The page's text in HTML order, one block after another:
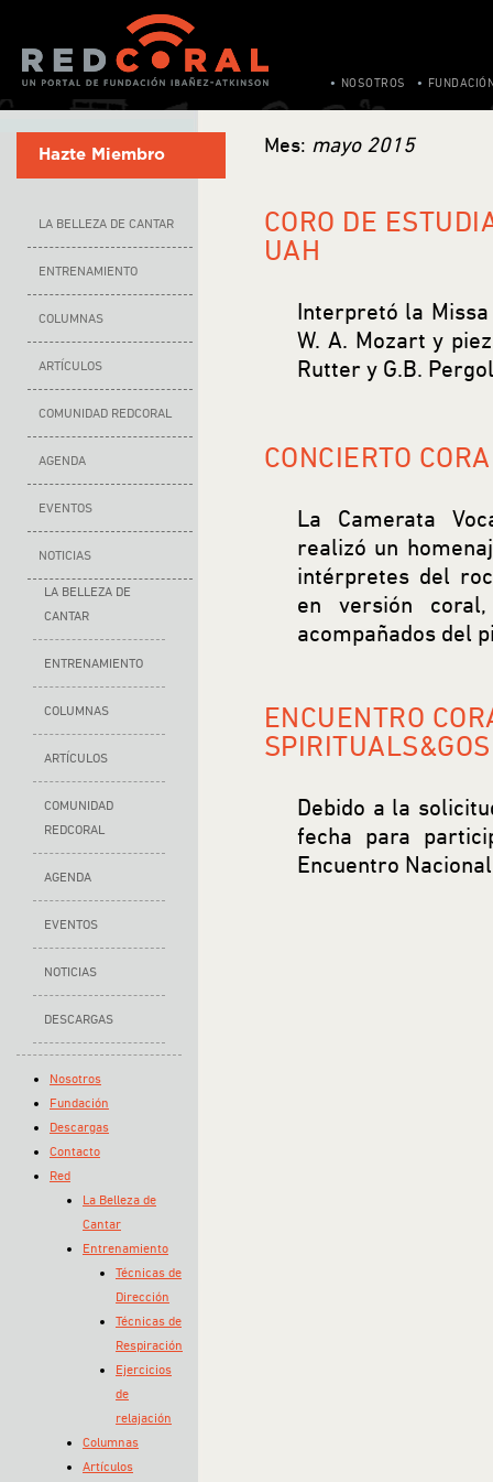
NOSOTROS
Hazte Miembro
LA BELLEZA DE CANTAR
ENTRENAMIENTO
COLUMNAS
ARTÍCULOS
COMUNIDAD REDCORAL
AGENDA
EVENTOS
NOTICIAS
LA BELLEZA DE
CANTAR
ENTRENAMIENTO
COLUMNAS
ARTÍCULOS
COMUNIDAD
REDCORAL
AGENDA
EVENTOS
NOTICIAS
DESCARGAS
Nosotros
Fundación
Descargas
Contacto
Red
La Belleza de
Cantar
Entrenamiento
Técnicas de
Dirección
Técnicas de
Respiración
Ejercicios
de
relajación
Columnas
Artículos
Mes: mayo 2015
CORO DE
UAH
Interpretó la
W. A. Mozart y
Rutter y G.B.
CONCIERTO
La Camerata
realizó un
intérpretes del
en versión
acompañados del
ENCUENTRO
Debido a la
fecha para
Encuentro